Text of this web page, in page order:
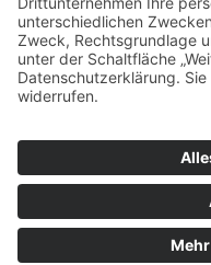
© 2026 St. Pauli Office
Datenschutz